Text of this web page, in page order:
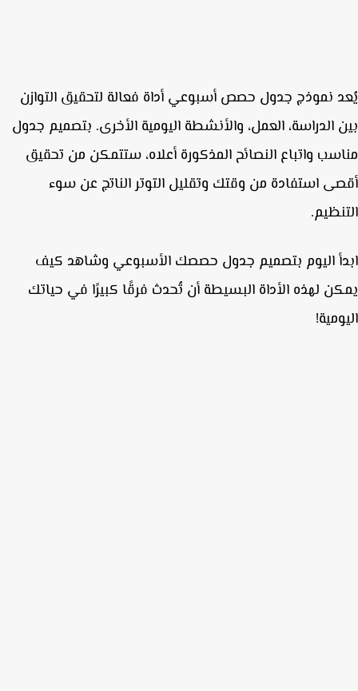
نموذج جدول حصص أسبوعيأداة فعالة لتحقيق التوازن
الدراسة، العمل، والأنشطة اليومية الأخرى. بتصميم جدول
واتباع النصائح المذكورة أعلاه، ستتمكن من تحقيق
استفادة من وقتك وتقليل التوتر الناتج عن سوء
اليوم بتصميم جدول حصصك الأسبوعي وشاهد كيف
لهذه الأداة البسيطة أن تُحدث فرقًا كبيرًا في حياتك